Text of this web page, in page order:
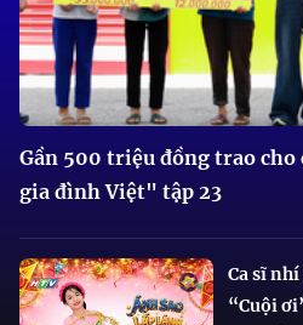
Gần 500 triệu đồng trao cho
gia đình Việt" tập 23
Ca sĩ
“Cuội